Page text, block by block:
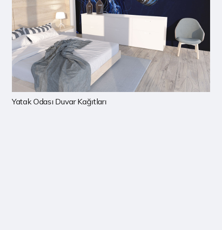
Çocuk Odası Duvar Kağıtları